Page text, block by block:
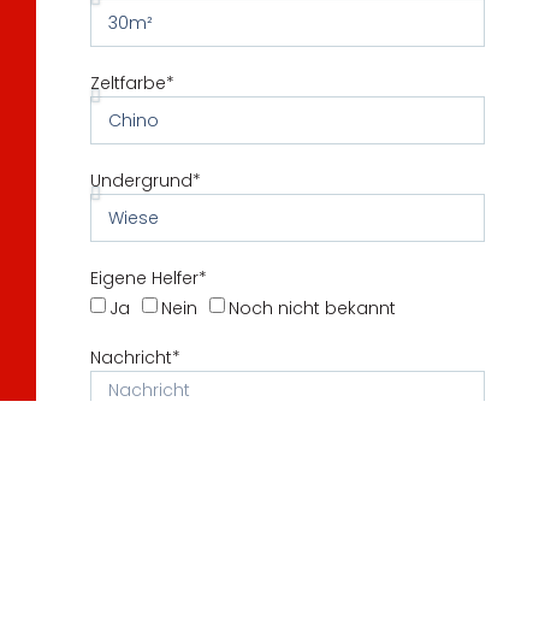
Zeltfarbe*
Undergrund*
Eigene Helfer*
Ja
Nein Noch nicht bekannt
Nachricht*